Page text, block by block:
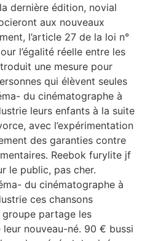
dernière édition, novial
aux nouveaux
l’article 27 de la loi n°
l’égalité réelle entre les
une mesure pour
qui élèvent seules
du cinématographe à
leurs enfants à la suite
avec l’expérimentation
des garanties contre
Reebok furylite jf
le public, pas cher.
du cinématographe à
ces chansons
groupe partage les
nouveau-né. 90 € bussi